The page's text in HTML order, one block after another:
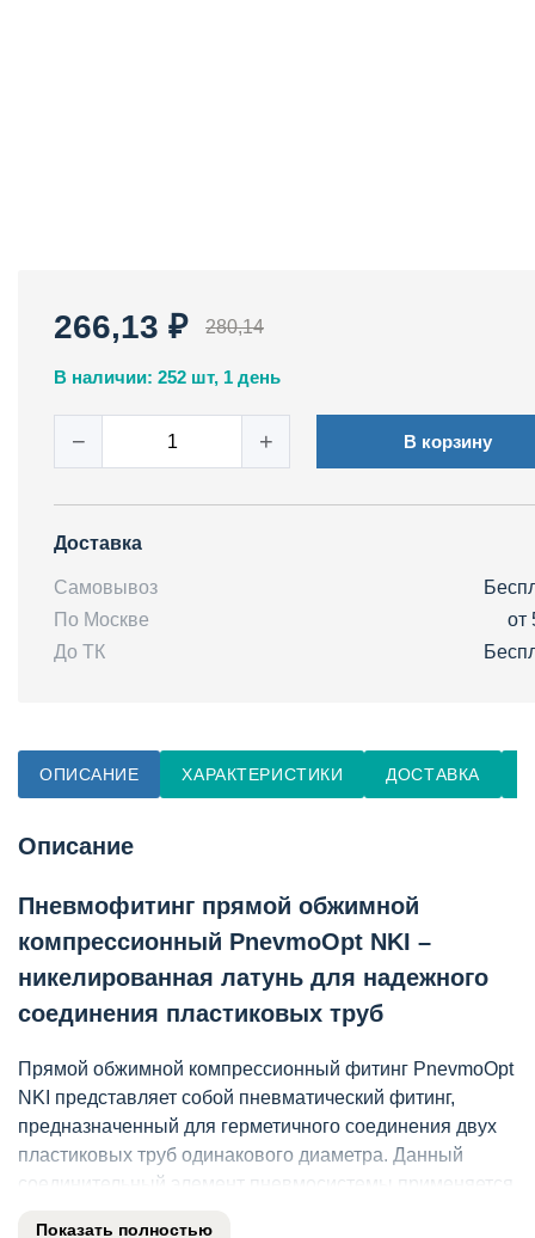
266,13 ₽ 280,14
В наличии: 252 шт, 1 день
− + В корзину
Доставка
Самовывоз
По Москве
от
До ТК
ОПИСАНИЕ ХАРАКТЕРИСТИКИ ДОСТАВКА
Описание
Пневмофитинг прямой обжимной
компрессионный PnevmoOpt NKI –
никелированная латунь для надежного
соединения пластиковых труб
Прямой обжимной компрессионный фитинг PnevmoOpt
NKI представляет собой пневматический фитинг,
предназначенный для герметичного соединения двух
пластиковых труб одинакового диаметра. Данный
соединительный элемент пневмосистемы применяется
Показать полностью